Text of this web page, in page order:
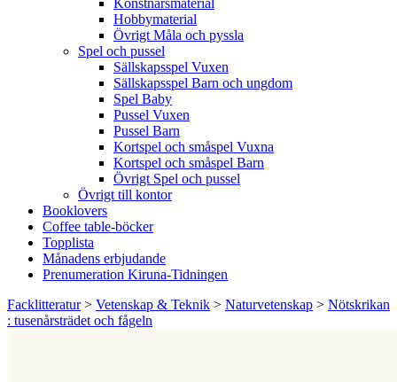
Konstnärsmaterial
Hobbymaterial
Övrigt Måla och pyssla
Spel och pussel
Sällskapsspel Vuxen
Sällskapsspel Barn och ungdom
Spel Baby
Pussel Vuxen
Pussel Barn
Kortspel och småspel Vuxna
Kortspel och småspel Barn
Övrigt Spel och pussel
Övrigt till kontor
Booklovers
Coffee table-böcker
Topplista
Månadens erbjudande
Prenumeration Kiruna-Tidningen
Facklitteratur> Vetenskap & Teknik > Naturvetenskap > Nötskrikan
: tusenårsträdet och fågeln